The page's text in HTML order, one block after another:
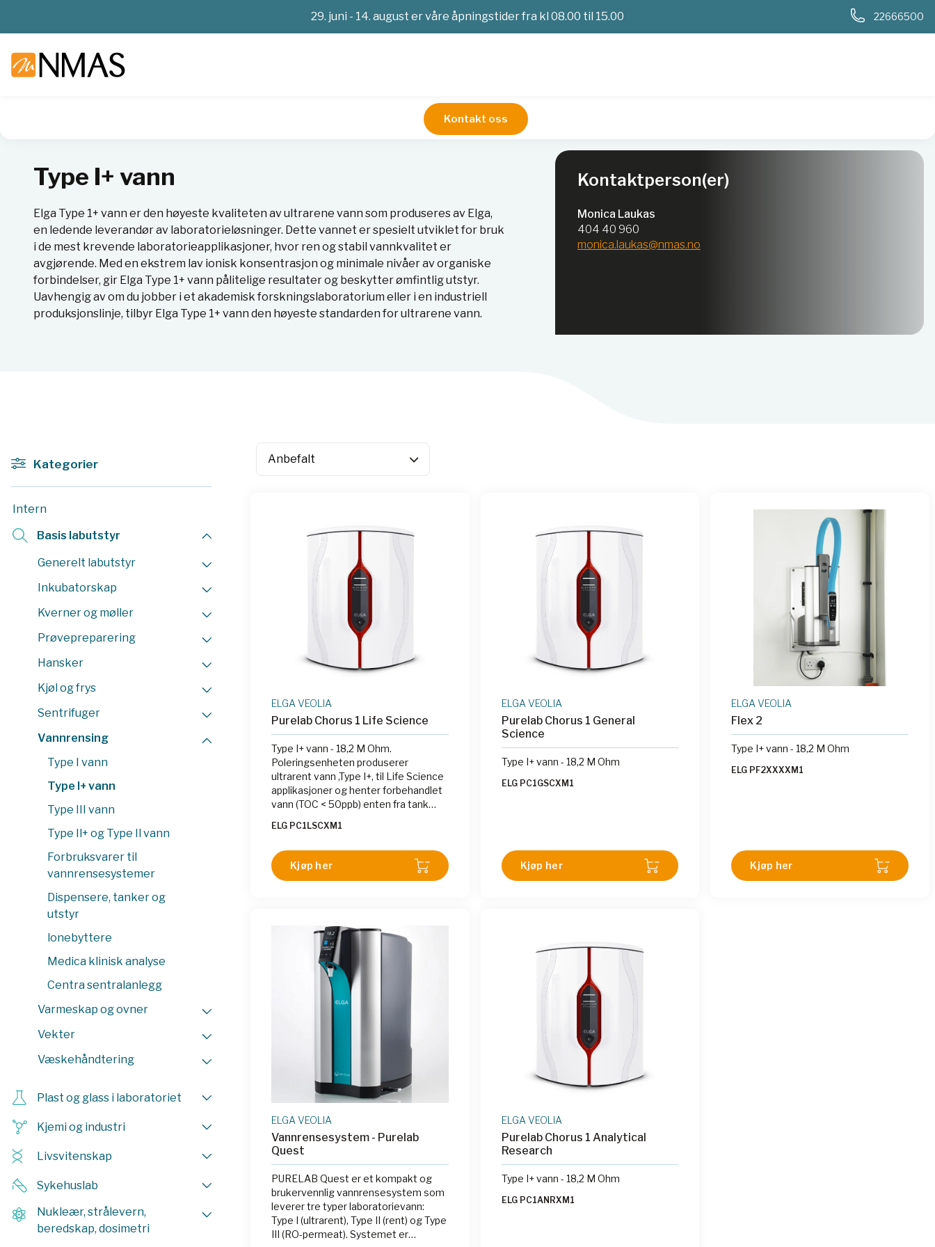
29. juni - 14. august er våre åpningstider fra kl 08.00 til 15.00 22666500
Kontakt oss
Type I+ vann
Elga Type 1+ vann er den høyeste kvaliteten av ultrarene vann som produseres av Elga,
en ledende leverandør av laboratorieløsninger. Dette vannet er spesielt utviklet for bruk
i de mest krevende laboratorieapplikasjoner, hvor ren og stabil vannkvalitet er
avgjørende. Med en ekstrem lav ionisk konsentrasjon og minimale nivåer av organiske
forbindelser, gir Elga Type 1+ vann pålitelige resultater og beskytter ømfintlig utstyr.
Uavhengig av om du jobber i et akademisk forskningslaboratorium eller i en industriell
produksjonslinje, tilbyr Elga Type 1+ vann den høyeste standarden for ultrarene vann.
Kontaktperson(er)
Monica Laukas
404 40 960
monica.laukas@nmas.no
Kategorier
Intern
Basis labutstyr
Generelt labutstyr
Inkubatorskap
Kverner og møller
Prøvepreparering
Hansker
Kjøl og frys
Sentrifuger
Vannrensing
Type I vann
Type I+ vann
Type III vann
Type Il+ og Type Il vann
Forbruksvarer til
vannrensesystemer
Dispensere, tanker og
utstyr
lonebyttere
Medica klinisk analyse
Centra sentralanlegg
Varmeskap og ovner
Vekter
Væskehåndtering
Plast og glass i laboratoriet
Kjemi og industri
Livsvitenskap
Sykehuslab
Nukleær, strålevern,
beredskap, dosimetri
ELGA VEOLIA
Purelab Chorus 1 Life Science
Type I+ vann - 18,2 M Ohm.
Poleringsenheten produserer
ultrarent vann ,Type I+, til Life Science
applikasjoner og henter forbehandlet
vann (TOC < 50ppb) enten fra tank
Science er utstyrt med PureSure-
UV-lampe, ultramikrofilter/biofilter og
resirkulering. Uorganiske urenheter
ELG PC1LSCXM1
Kjøp her
ELGA VEOLIA
Purelab Chorus 1 General
Science
Type I+ vann - 18,2 M Ohm
ELG PC1GSCXM1
Kjøp her
ELGA VEOLIA
Flex 2
Type I+ vann - 18,2 M Ohm
ELG PF2XXXXM1
Kjøp her
ELGA VEOLIA
Vannrensesystem - Purelab
Quest
PURELAB Quest er et kompakt og
brukervennlig vannrensesystem som
leverer tre typer laboratorievann:
Type I (ultrarent), Type II (rent) og Type
III (RO-permeat). Systemet er
ELGA VEOLIA
Purelab Chorus 1 Analytical
Research
Type I+ vann - 18,2 M Ohm
ELG PC1ANRXM1